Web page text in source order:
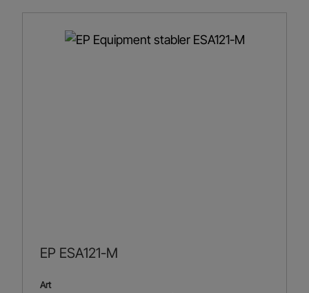
EP ESA121-M
Art